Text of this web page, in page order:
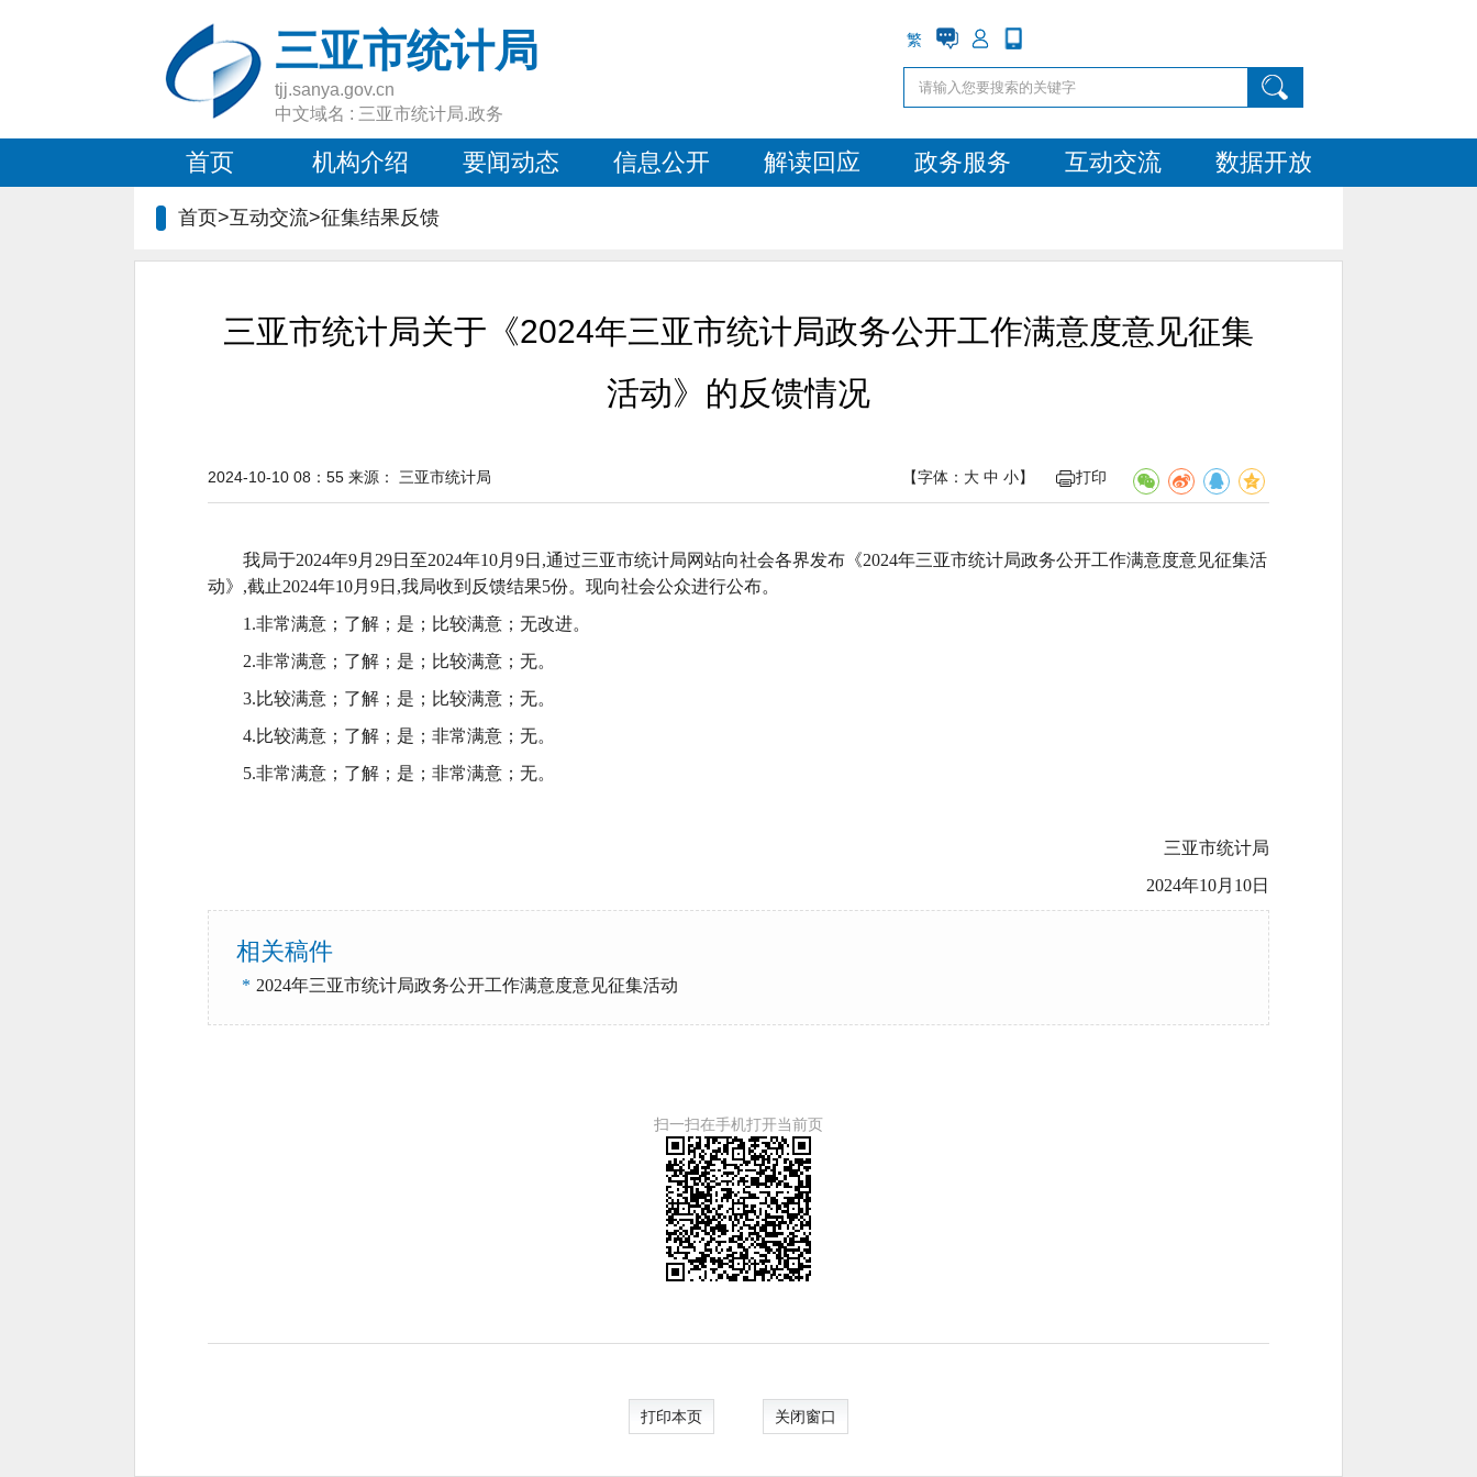
三亚市统计局
tjj.sanya.gov.cn
中文域名 : 三亚市统计局.政务
繁
首页 机构介绍 要闻动态 信息公开 解读回应 政务服务 互动交流 数据开放
首页>互动交流>征集结果反馈
三亚市统计局关于《2024年三亚市统计局政务公开工作满意度意见征集
活动》的反馈情况
【字体： 大 中 小】 打印
2024-10-10 08：55 来源： 三亚市统计局
我局于2024年9月 29日至2024年10月 9日,通过三亚市统计局网站向社会各界发布《2024年三亚市统计局政务公开工作满意度意见征集活
动》,截止2024年10月 9日,我局收到反馈结果5份。现向社会公众进行公布。
1.非常满意 ； 了解 ； 是 ； 比较满意 ； 无改进。
2.非常满意 ； 了解 ； 是 ； 比较满意 ； 无。
3.比较满意；了解；是；比较满意；无。
4.比较满意；了解；是；非常满意；无。
5.非常满意；了解；是；非常满意；无。
三亚市统计局
2024年10月 10日
相关稿件
* 2024年三亚市统计局政务公开工作满意度意见征集活动
扫一扫在手机打开当前页
打印本页 关闭窗口